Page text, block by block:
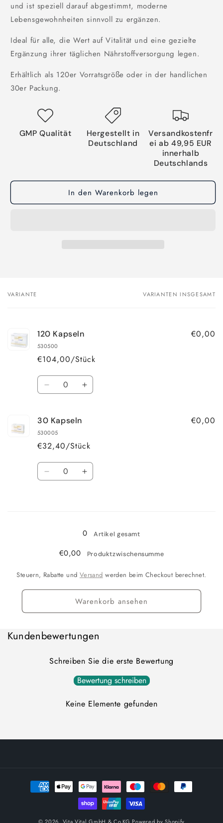
und ist speziell darauf abgestimmt, moderne
Lebensgewohnheiten sinnvoll zu ergänzen.
Ideal für alle, die Wert auf Vitalität und eine gezielte
Ergänzung ihrer täglichen Nährstoffversorgung legen.
Erhältlich als 120er Vorratsgröße oder in der handlichen
30er Packung.
GMP Qualität
Hergestellt in
Deutschland
Versandkostenfr
ei ab 49,95 EUR
innerhalb
Deutschlands
In den Warenkorb legen
Dein
VARIANTE VARIANTEN INSGESAMT
120 Kapseln
530500
€104,00/Stück
€0,00
Anzahl
Verringere
für
120
Kapseln
Erhöhe
Kapseln
30 Kapseln
530005
€32,40/Stück
€0,00
Anzahl
VerringereErhöhe
Kapseln
0
Artikel gesamt
€0,00 Produktzwischensumme
Steuern, Rabatte und Versand werden beim Checkout berechnet.
Warenkorb ansehen
Kundenbewertungen
Schreiben Sie die erste Bewertung
Bewertung schreiben
Keine Elemente gefunden
Zahlungsmethoden